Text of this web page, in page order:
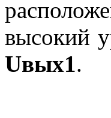
высокий
Uвых1.